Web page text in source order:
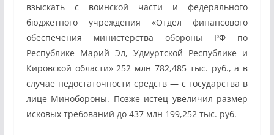
взыскать с воинской части и федерального
бюджетного учреждения «Отдел финансового
обеспечения министерства обороны РФ по
Республике Марий Эл, Удмуртской Республике и
Кировской области» 252 млн 782,485 тыс. руб., а в
случае недостаточности средств — с государства в
лице Минобороны. Позже истец увеличил размер
исковых требований до 437 млн 199,252 тыс. руб.